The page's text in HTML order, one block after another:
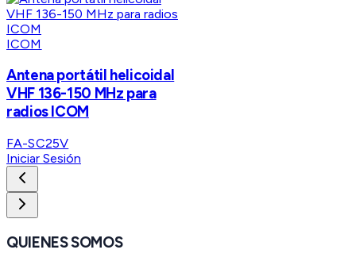
ICOM
Antena portátil helicoidal
VHF 136-150 MHz para
radios ICOM
FA-SC25V
Iniciar Sesión
QUIENES SOMOS